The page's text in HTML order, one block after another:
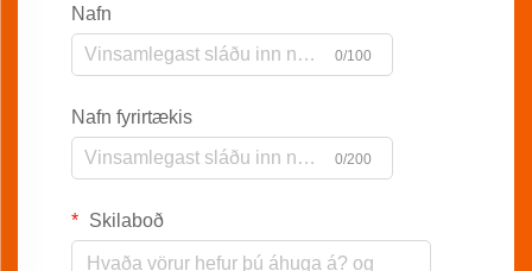
Nafn
0/100
Nafn fyrirtækis
0/200
Skilaboð